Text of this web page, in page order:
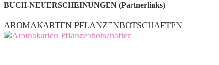
BUCH-NEUERSCHEINUNGEN (Partnerlinks)
AROMAKARTEN PFLANZENBOTSCHAFTEN